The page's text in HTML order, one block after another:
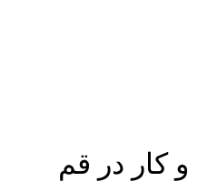
کار در قم